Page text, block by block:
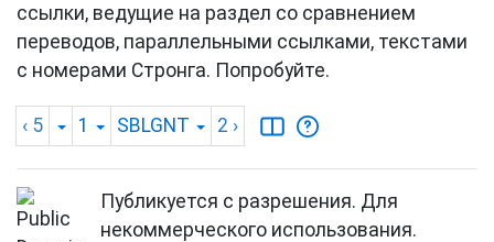
ссылки, ведущие на раздел со сравнением
переводов, параллельными ссылками, текстами
с номерами Стронга. Попробуйте.
‹ 5 1 SBLGNT 2 ›
Публикуется с разрешения. Для
некоммерческого использования.